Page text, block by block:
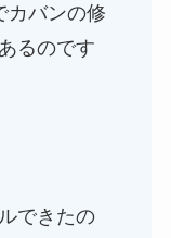
カバンの修
るのです
できたの